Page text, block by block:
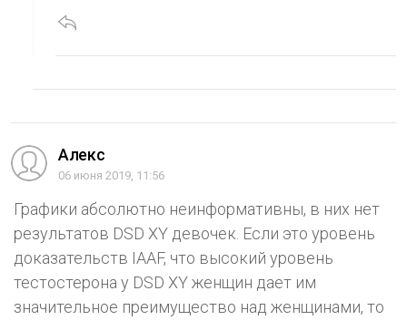
Aлекс
06 июня 2019, 11:56
Графики абсолютно неинформативны, в них нет
результатов DSD XY девочек. Если это уровень
доказательств IAAF, что высокий уровень
тестостерона у DSD XY женщин дает им
значительное преимущество над женщинами, то